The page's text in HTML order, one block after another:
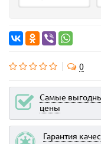
0
Самые
цены
Гарантия